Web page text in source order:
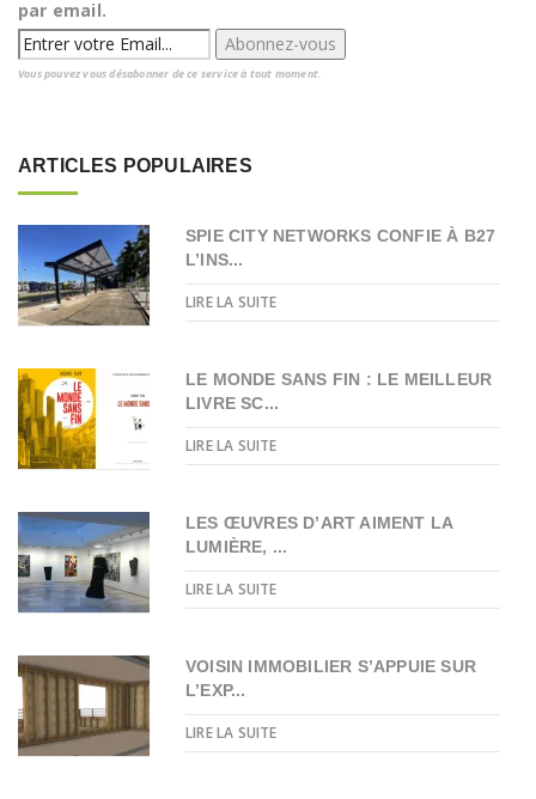
par email.
Vous pouvez vous désabonner de ce service à tout moment.
ARTICLES POPULAIRES
SPIE CITY NETWORKS CONFIE À B27
L’INS...
LIRE LA SUITE
LE MONDE SANS FIN : LE MEILLEUR
LIVRE SC...
LIRE LA SUITE
LES ŒUVRES D’ART AIMENT LA
LUMIÈRE, ...
LIRE LA SUITE
VOISIN IMMOBILIER S’APPUIE SUR
L’EXP...
LIRE LA SUITE